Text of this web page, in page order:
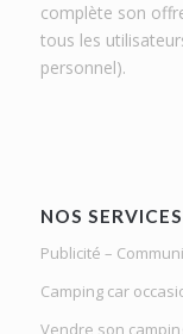
complète son
tous les
personnel).
NOS SERVICES
Publicité –
Camping car
Vendre son